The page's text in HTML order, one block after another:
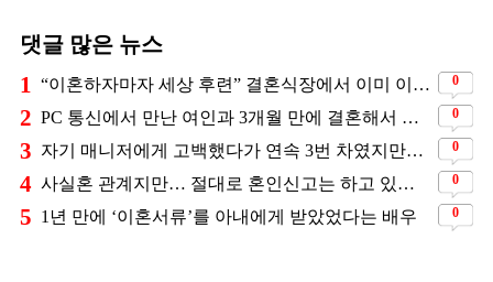
댓글 많은 뉴스
1 “이혼하자마자 세상 후련” 결혼식장에서 이미 이혼을 직감했었다는 배우 0
2 PC 통신에서 만난 여인과 3개월 만에 결혼해서 잘 살고 있는 배우 0
3 자기 매니저에게 고백했다가 연속 3번 차였지만… 결국 결혼에 성공한 배우 0
4 사실혼 관계지만… 절대로 혼인신고는 하고 있지 않다는 배우 0
5 1년 만에 ‘이혼서류’를 아내에게 받았었다는 배우 0